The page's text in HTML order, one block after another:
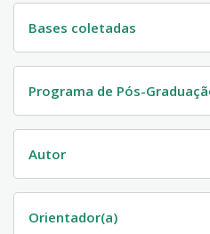
Bases coletadas
Programa de Pós-
Autor
Orientador(a)